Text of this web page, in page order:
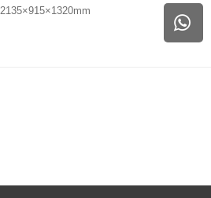
2135×915×1320mm